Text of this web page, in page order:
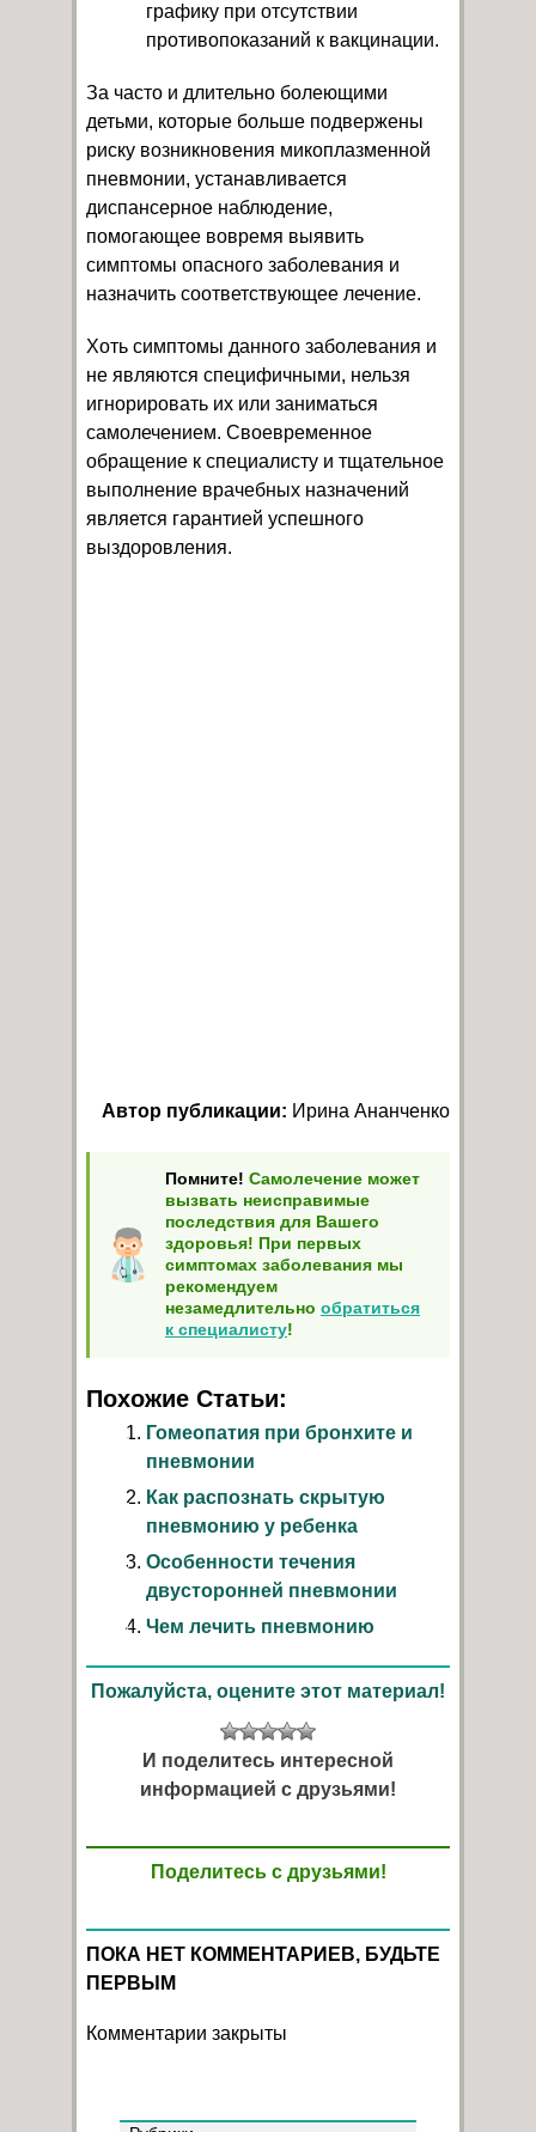
графику при отсутствии
противопоказаний к вакцинации.
За часто и длительно болеющими
детьми, которые больше подвержены
риску возникновения микоплазменной
пневмонии, устанавливается
диспансерное наблюдение,
помогающее вовремя выявить
симптомы опасного заболевания и
назначить соответствующее лечение.
Хоть симптомы данного заболевания и
не являются специфичными, нельзя
игнорировать их или заниматься
самолечением. Своевременное
обращение к специалисту и тщательное
выполнение врачебных назначений
является гарантией успешного
выздоровления.
Автор публикации: Ирина Ананченко
Помните! Самолечение может
вызвать неисправимые
последствия для Вашего
здоровья! При первых
симптомах заболевания мы
рекомендуем
незамедлительно обратиться
к специалисту!
Похожие Статьи:
Гомеопатия при бронхите и
пневмонии
Как распознать скрытую
пневмонию у ребенка
Особенности течения
двусторонней пневмонии
Чем лечить пневмонию
Пожалуйста, оцените этот материал!
И поделитесь интересной
информацией с друзьями!
Поделитесь с друзьями!
ПОКА НЕТ КОММЕНТАРИЕВ, БУДЬТЕ
ПЕРВЫМ
Комментарии закрыты